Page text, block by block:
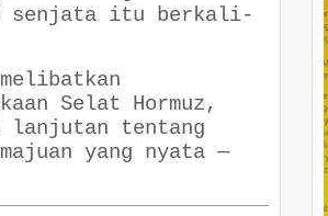
senjata itu berkali-
Selat Hormuz,
lanjutan tentang
yang nyata —